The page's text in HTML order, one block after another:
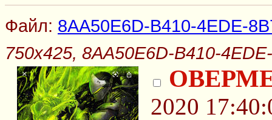
Файл: 8AA50E6D-B410-4EDE-
750x425, 8AA50E6D-B410-
2020